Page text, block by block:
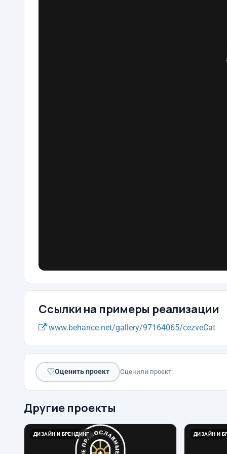
Ссылки на примеры реализации
www.behance.net/gallery/97164065/cezveCat
♡Оценить проект Оценили проект:
Другие проекты
ДИЗАЙН И БРЕНДИНГ ДИЗАЙН И